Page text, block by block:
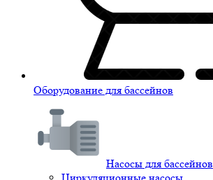
Оборудование для бассейнов
Насосы для бассейнов